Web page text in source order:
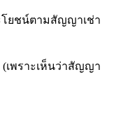
โยชน์ตามสัญญาเช่า
เพราะเห็นว่าสัญญา